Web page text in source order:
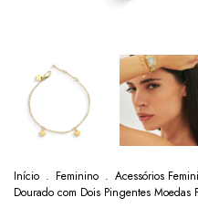
Início . Feminino . Acessórios
Dourado com Dois Pingentes Moedas